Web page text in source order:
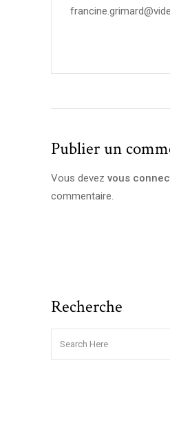
Publier un
Vous devez vous
commentaire.
Recherche